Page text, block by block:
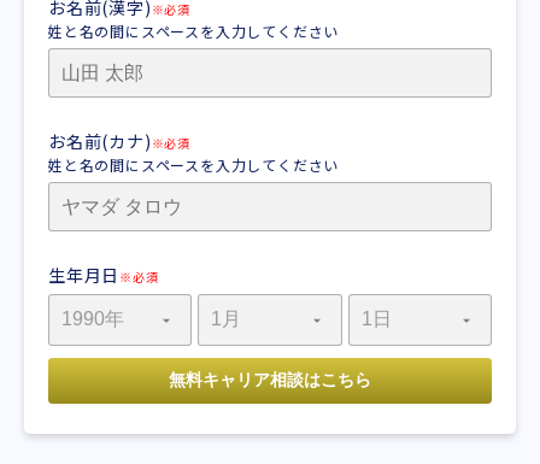
お名前(漢字) ※必須
姓と名の間にスペースを入力してください
お名前(カナ) ※必須
姓と名の間にスペースを入力してください
生年月日 ※必須